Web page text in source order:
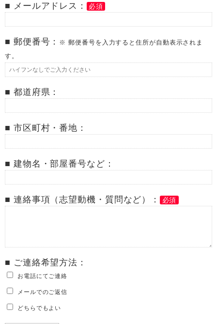
■ メールアドレス： 必須
■ 郵便番号：
※ 郵便番号を入力すると住所が自動表示されま
す。
■ 都道府県：
■ 市区町村・番地：
■ 建物名・部屋番号など：
■ 連絡事項（志望動機・質問など）： 必須
■ ご連絡希望方法：
お電話にてご連絡
メールでのご返信
どちらでもよい